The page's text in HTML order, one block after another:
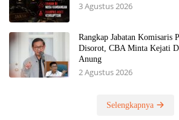
3 Agustus 2026
Rangkap Jabatan Komisaris
Disorot, CBA Minta Kejati
Anung
2 Agustus 2026
Selengkapnya